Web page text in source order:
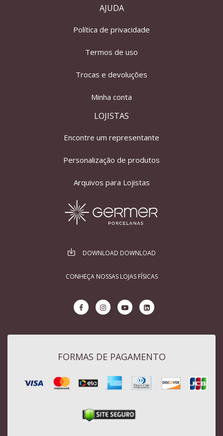
AJUDA
Política de privacidade
Termos de uso
Trocas e devoluções
Minha conta
LOJISTAS
Encontre um representante
Personalização de produtos
Arquivos para Lojistas
DOWNLOAD DOWNLOAD
CONHEÇA NOSSAS LOJAS FÍSICAS
FORMAS DE PAGAMENTO